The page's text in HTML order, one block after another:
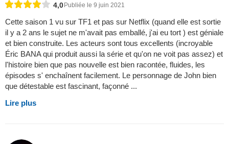
4,0Publiée le 9 juin 2021
Cette saison 1 vu sur TF1 et pas sur Netflix (quand elle est sortie
il y a 2 ans le sujet ne m'avait pas emballé, j'ai eu tort ) est géniale
et bien construite. Les acteurs sont tous excellents (incroyable
Éric BANA qui produit aussi la série et qu'on ne voit pas assez) et
l'histoire bien que pas nouvelle est bien racontée, fluides, les
épisodes s' enchaînent facilement. Le personnage de John bien
que détestable est fascinant, façonné ...
Lire plus